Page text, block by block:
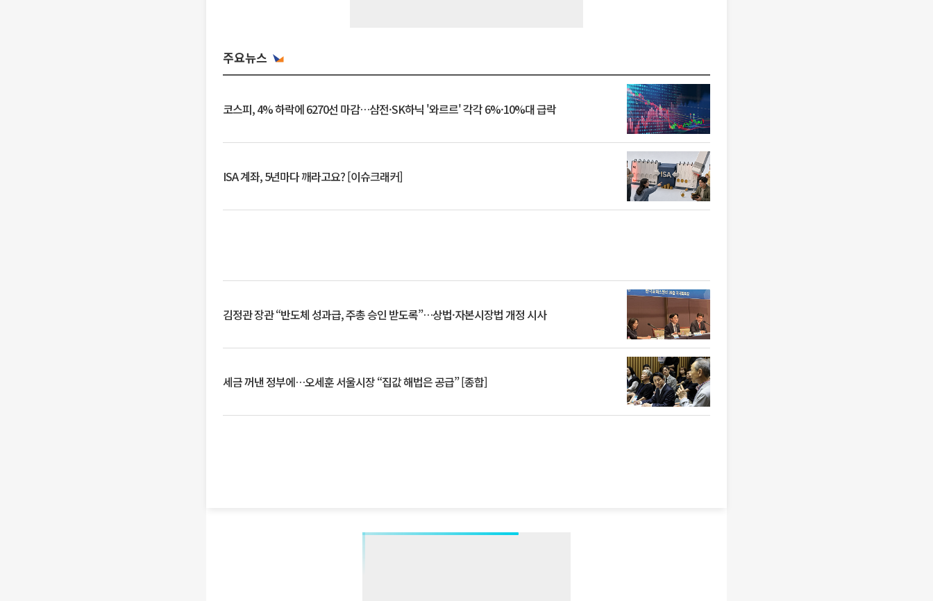
주요뉴스
코스피, 4% 하락에 6270선 마감…삼전·SK하닉 '와르르' 각각 6%·10%대 급락
ISA 계좌, 5년마다 깨라고요? [이슈크래커]
김정관 장관 “반도체 성과급, 주총 승인 받도록”…상법·자본시장법 개정 시사
세금 꺼낸 정부에…오세훈 서울시장 “집값 해법은 공급” [종합]